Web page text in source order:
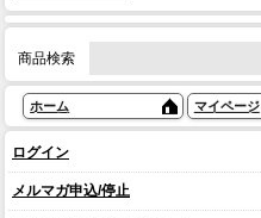
商品検索
ホーム マイページ
ログイン
メルマガ申込/停止